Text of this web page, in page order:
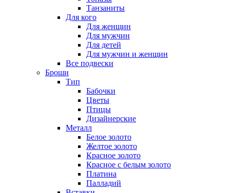
Танзаниты
Для кого
Для женщин
Для мужчин
Для детей
Для мужчин и женщин
Все подвески
Броши
Тип
Бабочки
Цветы
Птицы
Дизайнерские
Металл
Белое золото
Желтое золото
Красное золото
Красное с белым золото
Платина
Палладий